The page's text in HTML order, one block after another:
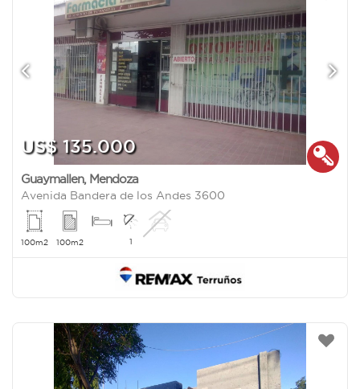
US$ 135.000
Guaymallen, Mendoza
Avenida Bandera de los Andes 3600
100m2 100m2 1